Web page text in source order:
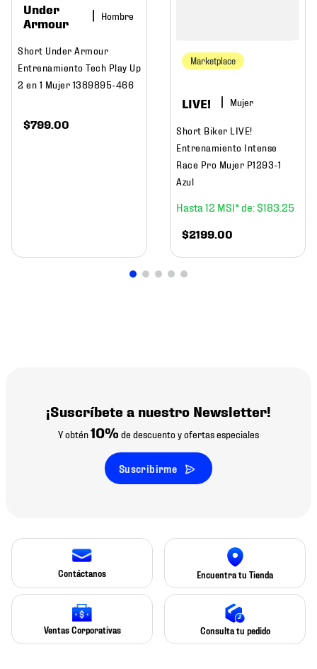
Under
Armour
Hombre
Short Under Armour
Entrenamiento Tech Play Up
2 en 1 Mujer 1389895-466
$799.00
Marketplace
LIVE! Mujer
Short Biker LIVE!
Entrenamiento Intense
Race Pro Mujer P1293-1
Azul
12 $183 25
$2199.00
¡Suscríbete a nuestro Newsletter!
Y obtén10% de descuento y ofertas especiales
Suscribirme
Contáctanos Encuentra tu Tienda
Ventas Corporativas Consulta tu pedido